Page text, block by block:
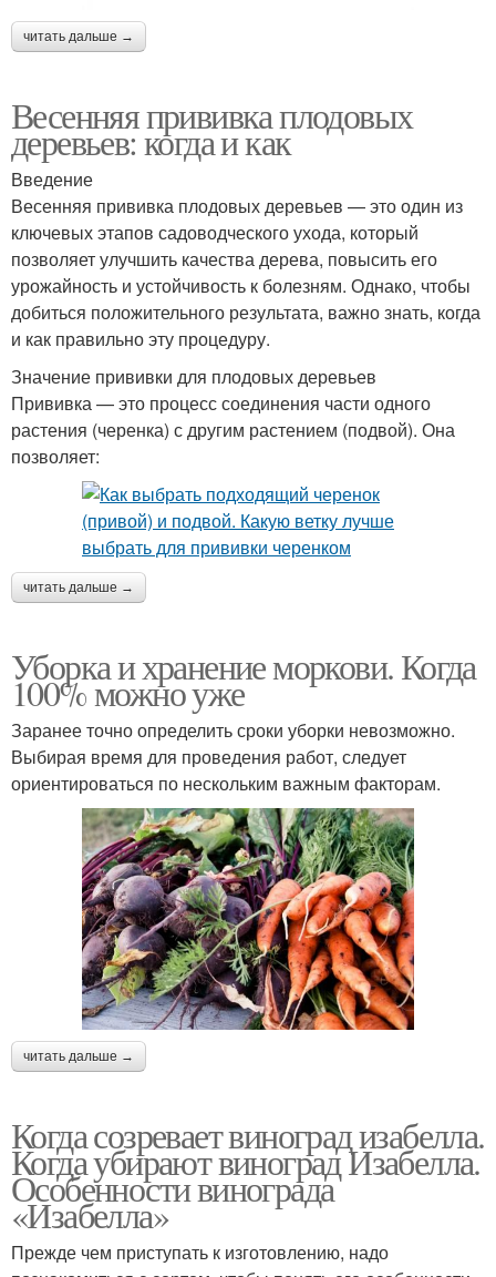
читать дальше →
Весенняя прививка плодовых
деревьев: когда и как
Введение
Весенняя прививка плодовых деревьев — это один из
ключевых этапов садоводческого ухода, который
позволяет улучшить качества дерева, повысить его
урожайность и устойчивость к болезням. Однако, чтобы
добиться положительного результата, важно знать, когда
и как правильно эту процедуру.
Значение прививки для плодовых деревьев
Прививка — это процесс соединения части одного
растения (черенка) с другим растением (подвой). Она
позволяет:
читать дальше →
Уборка и хранение моркови. Когда
100% можно уже
Заранее точно определить сроки уборки невозможно.
Выбирая время для проведения работ, следует
ориентироваться по нескольким важным факторам.
читать дальше →
Когда созревает виноград изабелла.
Когда убирают виноград Изабелла.
Особенности винограда
«Изабелла»
Прежде чем приступать к изготовлению, надо